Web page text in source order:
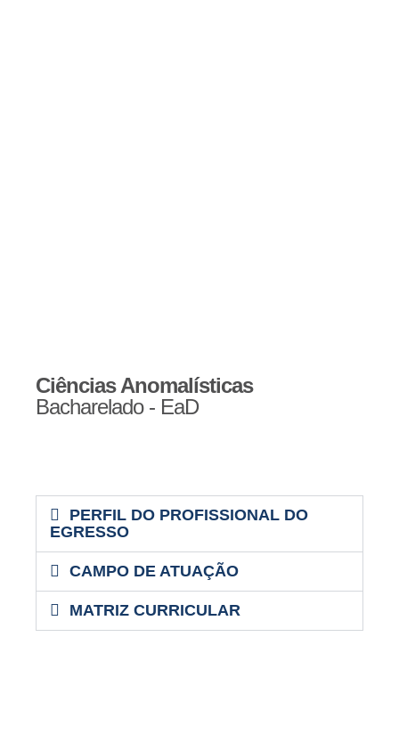
Ciências Anomalísticas
Bacharelado - EaD
PERFIL DO PROFISSIONAL DO
EGRESSO
CAMPO DE ATUAÇÃO
MATRIZ CURRICULAR